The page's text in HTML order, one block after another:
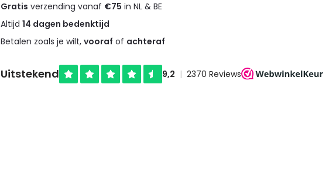
Gratis verzending vanaf €75 in NL & BE
Altijd14 dagen bedenktijd
Betalen zoals je wilt,vooraf of achteraf